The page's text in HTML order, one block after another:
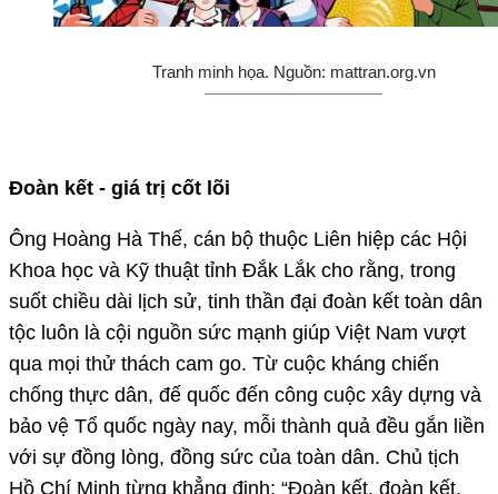
Tranh minh họa. Nguồn: mattran.org.vn
Đoàn kết - giá trị cốt lõi
Ông Hoàng Hà Thế, cán bộ thuộc Liên hiệp các Hội
Khoa học và Kỹ thuật tỉnh Đắk Lắk cho rằng, trong
suốt chiều dài lịch sử, tinh thần đại đoàn kết toàn dân
tộc luôn là cội nguồn sức mạnh giúp Việt Nam vượt
qua mọi thử thách cam go. Từ cuộc kháng chiến
chống thực dân, đế quốc đến công cuộc xây dựng và
bảo vệ Tổ quốc ngày nay, mỗi thành quả đều gắn liền
với sự đồng lòng, đồng sức của toàn dân. Chủ tịch
Hồ Chí Minh từng khẳng định: “Đoàn kết, đoàn kết,